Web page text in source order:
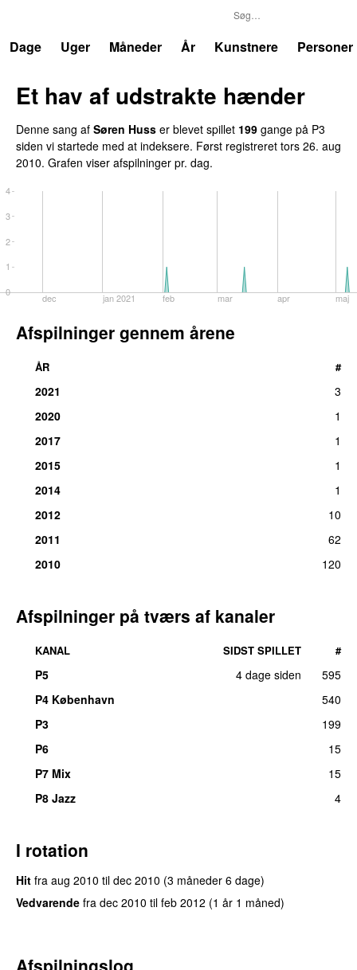
Dage
Uger Måneder År Kunstnere Personer
Et hav af udstrakte hænder
Denne sang af Søren Huss er blevet spillet 199 gange på P3
siden vi startede med at indeksere. Først registreret tors 26. aug
2010. Grafen viser afspilninger pr. dag.
dec jan 2021 feb mar apr maj
0
1
2
3
4
Afspilninger gennem årene
ÅR #
2021
3
2020
1
2017
1
2015
1
2014
1
2012
10
2011
62
2010
120
Afspilninger på tværs af kanaler
KANAL SIDST SPILLET #
P5 4 dage siden
595
P4 København
540
P3
199
P6
15
P7 Mix
15
P8 Jazz
4
I rotation
Hit fra aug 2010 til dec 2010 (3 måneder 6 dage)
Vedvarende fra dec 2010 til feb 2012 (1 år 1 måned)
Afspilningslog